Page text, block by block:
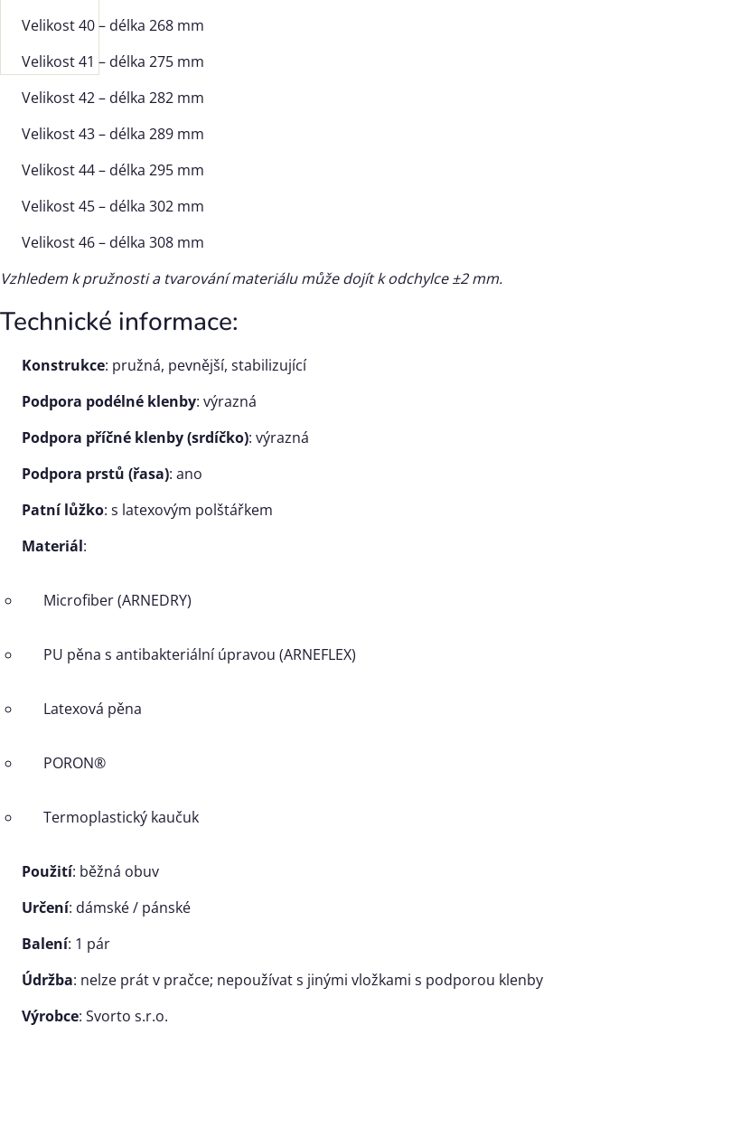
Velikost 40 – délka 268 mm
Velikost 41 – délka 275 mm
Velikost 42 – délka 282 mm
Velikost 43 – délka 289 mm
Velikost 44 – délka 295 mm
Velikost 45 – délka 302 mm
Velikost 46 – délka 308 mm
Vzhledem k pružnosti a tvarování materiálu může dojít k odchylce ±2 mm.
Technické informace:
Konstrukce: pružná, pevnější, stabilizující
Podpora podélné klenby: výrazná
Podpora příčné klenby (srdíčko): výrazná
Podpora prstů (řasa): ano
Patní lůžko: s latexovým polštářkem
Materiál:
Microfiber (ARNEDRY)
PU pěna s antibakteriální úpravou (ARNEFLEX)
Latexová pěna
PORON®
Termoplastický kaučuk
Použití: běžná obuv
Určení: dámské / pánské
Balení: 1 pár
Údržba: nelze prát v pračce; nepoužívat s jinými vložkami s podporou klenby
Výrobce: Svorto s.r.o.